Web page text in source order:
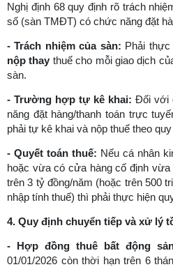
Nghị định 68 quy định rõ trách
số (sàn TMĐT) có chức năng đặt
-Trách nhiệm của sàn: Phải thực
nộp thay thuế cho mỗi giao dịch
sàn.
- Trường hợp tự kê khai: Đối với
năng đặt hàng/thanh toán trực
phải tự kê khai và nộp thuế theo quy
- Quyết toán thuế: Nếu cá nhân
hoặc vừa có cửa hàng cố định vừa
trên 3 tỷ đồng/năm (hoặc trên 500
nhập tính thuế) thì phải thực hiện
4. Quy định chuyển tiếp và xử lý
- Hợp đồng thuê bất động
01/01/2026 còn thời hạn trên 6